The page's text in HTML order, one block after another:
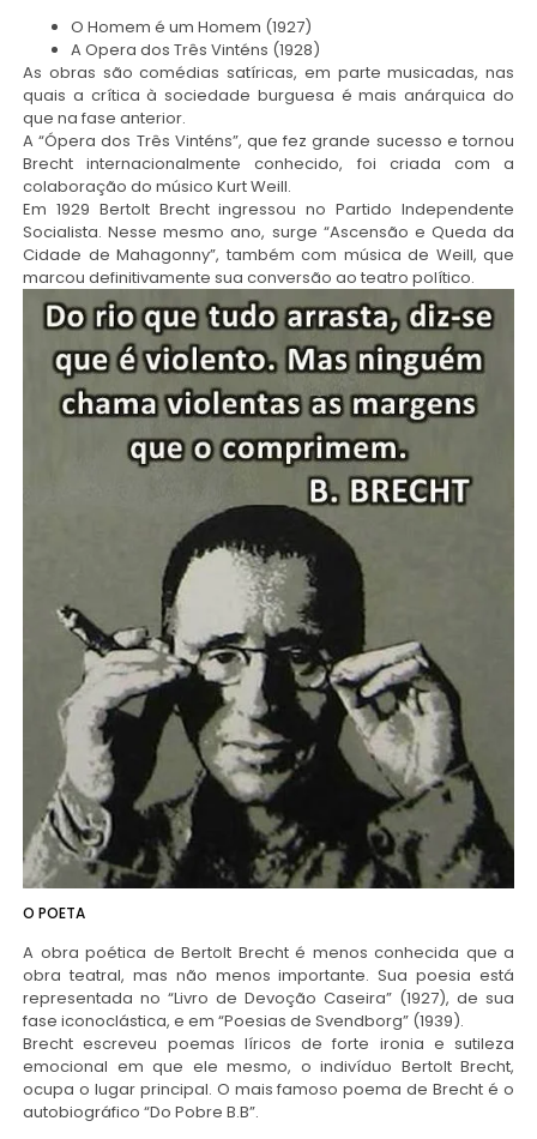
O Homem é um Homem (1927)
A Opera dos Três Vinténs (1928)
As obras são comédias satíricas, em parte musicadas, nas
quais a crítica à sociedade burguesa é mais anárquica do
que na fase anterior.
A “Ópera dos Três Vinténs”, que fez grande sucesso e tornou
Brecht internacionalmente conhecido, foi criada com a
colaboração do músico Kurt Weill.
Em 1929 Bertolt Brecht ingressou no Partido Independente
Socialista. Nesse mesmo ano, surge “Ascensão e Queda da
Cidade de Mahagonny”, também com música de Weill, que
marcou definitivamente sua conversão ao teatro político.
O POETA
A obra poética de Bertolt Brecht é menos conhecida que a
obra teatral, mas não menos importante. Sua poesia está
representada no “Livro de Devoção Caseira” (1927), de sua
fase iconoclástica, e em “Poesias de Svendborg” (1939).
Brecht escreveu poemas líricos de forte ironia e sutileza
emocional em que ele mesmo, o indivíduo Bertolt Brecht,
ocupa o lugar principal. O mais famoso poema de Brecht é o
autobiográfico “Do Pobre B.B”.